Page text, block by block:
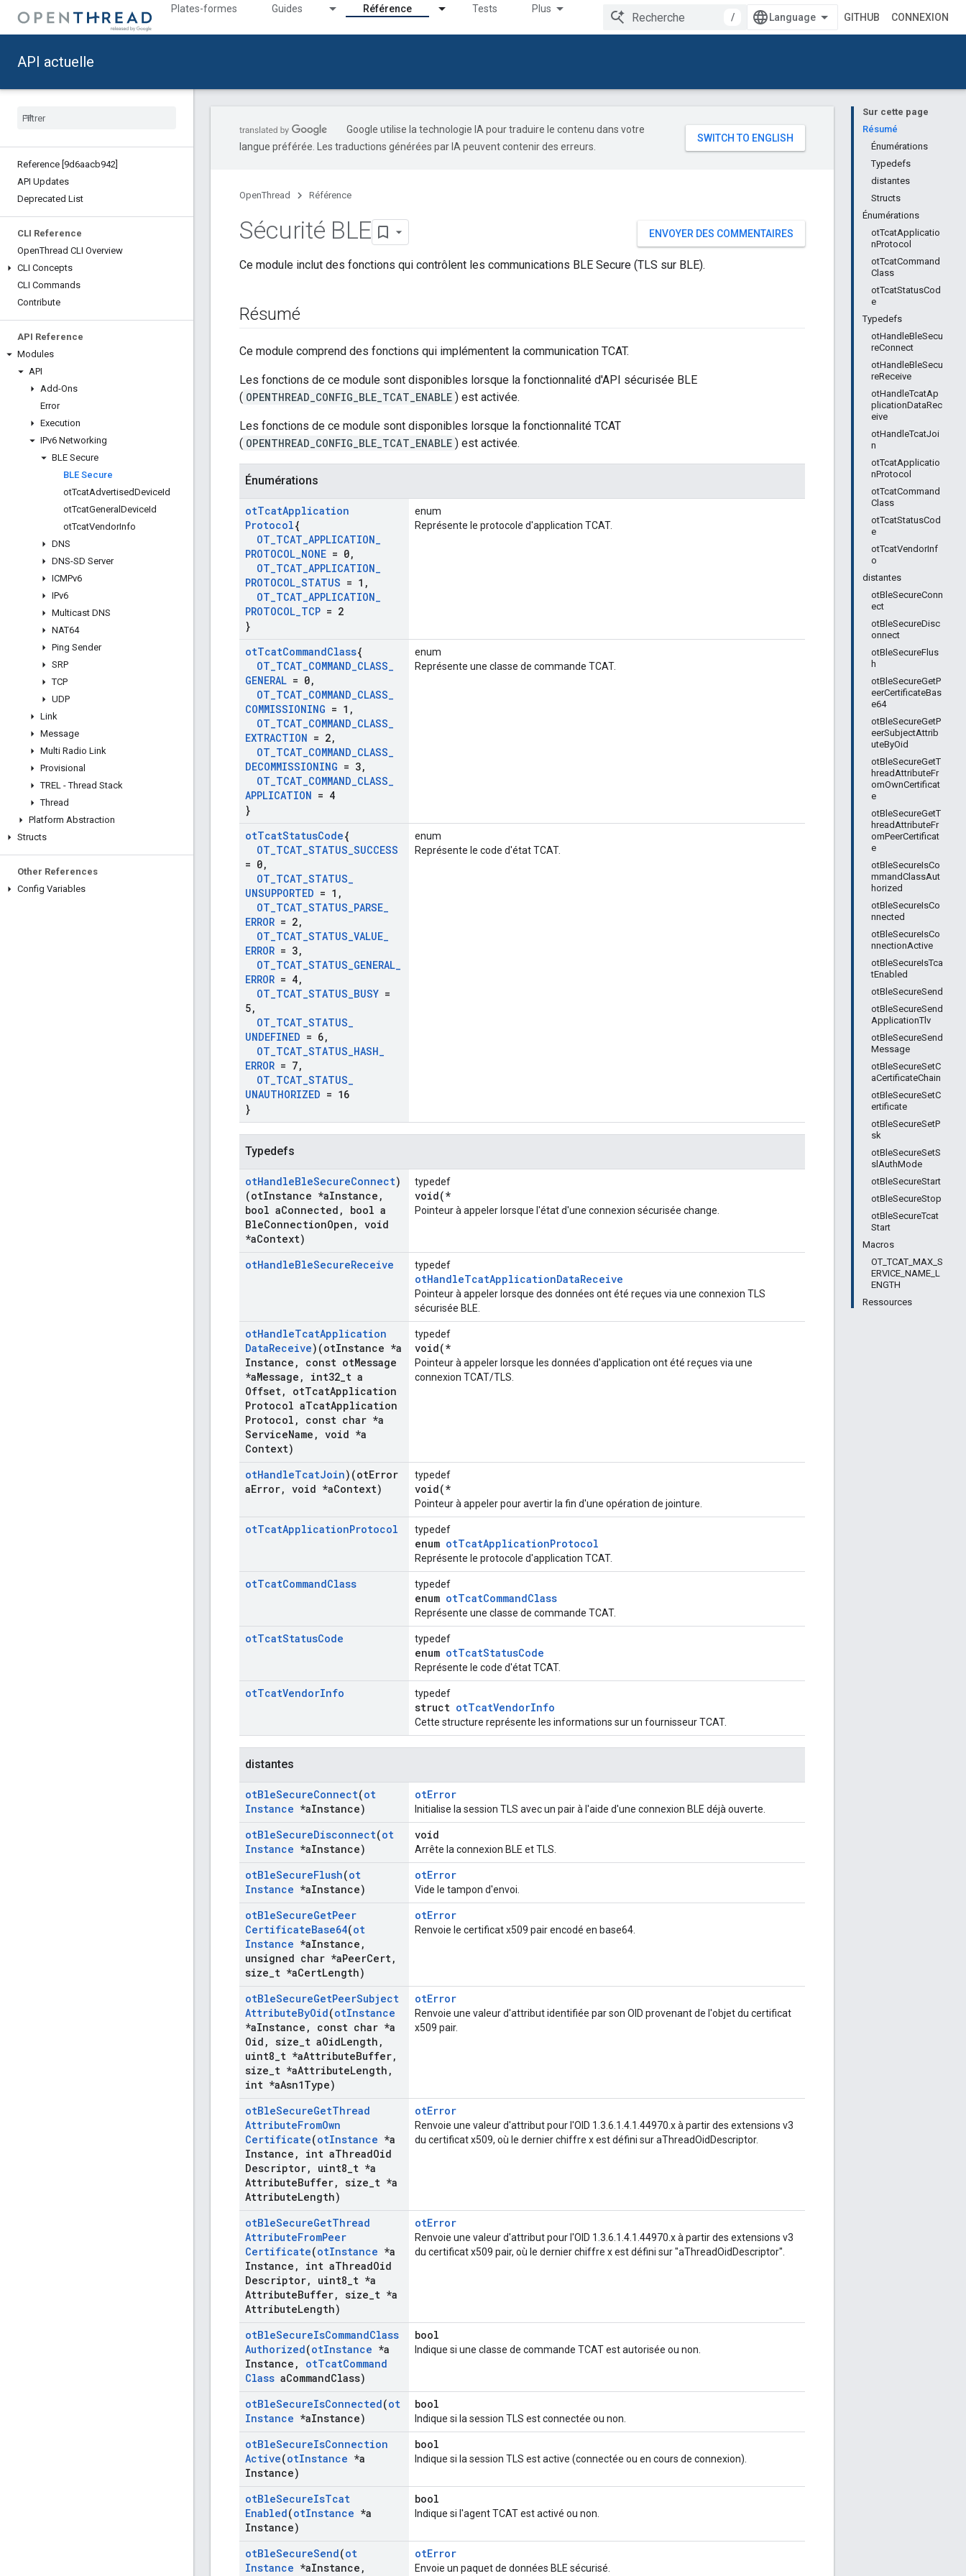
Plates-formes Guides Référence Tests Plus
/ GITHUB CONNEXION
API actuelle
Reference [9d6aacb942]
API Updates
Deprecated List
CLI Reference
OpenThread CLI Overview
CLI Concepts
CLI Commands
Contribute
API Reference
Modules
API
Add-Ons
Error
Execution
IPv6 Networking
BLE Secure
BLE Secure
otTcatAdvertisedDeviceId
otTcatGeneral DeviceId
otTcatVendorInfo
DNS
DNS-SD Server
ICMPv6
IPv6
Multicast DNS
NAT64
Ping Sender
SRP
TCP
UDP
Link
Message
Multi Radio Link
Provisional
TREL - Thread Stack
Thread
Platform Abstraction
Structs
Other References
Config Variables
Sur cette page
Résumé
Énumérations
Typedefs
distantes
Structs
Énumérations
otTcatApplicatio
nProtocol
otTcatCommand
Class
otTcatStatusCod
e
Typedefs
otHandleBleSecu
reConnect
otHandleBleSecu
reReceive
otHandleTcatAp
plicationDataRec
eive
otHandleTcatJoi
n
otTcatApplicatio
nProtocol
otTcatCommand
Class
otTcatStatusCod
e
otTcatVendorInf
o
distantes
otBleSecureConn
ect
otBleSecureDisc
onnect
otBleSecureFlus
h
otBleSecureGetP
eerCertificateBas
e64
otBleSecureGetP
eerSubjectAttrib
uteByOid
otBleSecureGetT
hreadAttributeFr
omOwnCertificat
e
otBleSecureGetT
hreadAttributeFr
omPeerCertificat
e
otBleSecureIsCo
mmandClassAut
horized
otBleSecureIsCo
nnected
otBleSecureIsCo
nnectionActive
otBleSecureIsTca
tEnabled
otBleSecureSend
otBleSecureSend
ApplicationTlv
otBleSecureSend
Message
otBleSecureSetC
aCertificateChain
otBleSecureSetC
ertificate
otBleSecureSetP
sk
otBleSecureSetS
slAuthMode
otBleSecureStart
otBleSecureStop
otBleSecureTcat
Start
Macros
OT_TCAT_MAX_S
ERVICE_NAME_L
ENGTH
Ressources
Google utilise la technologie IA pour traduire le contenu dans votre
langue préférée. Les traductions générées par IA peuvent contenir des erreurs.
OpenThread Référence
ENVOYER DES COMMENTAIRES
Sécurité BLE
Ce module inclut des fonctions qui contrôlent les communications BLE Secure (TLS sur BLE).
Résumé
Ce module comprend des fonctions qui implémentent la communication TCAT.
Les fonctions de ce module sont disponibles lorsque la fonctionnalité d'API sécurisée BLE
( OPENTHREAD_CONFIG_BLE_TCAT_ENABLE ) est activée.
Les fonctions de ce module sont disponibles lorsque la fonctionnalité TCAT
( OPENTHREAD_CONFIG_BLE_TCAT_ENABLE ) est activée.
Énumérations
otTcatApplication
Protocol{
OT_TCAT_APPLICATION_
PROTOCOL_NONE = 0,
OT_TCAT_APPLICATION_
PROTOCOL_STATUS = 1 ,
OT_TCAT_APPLICATION_
PROTOCOL_TCP = 2
}
enum
Représente le protocole d'application TCAT.
otTcatCommandClass{
OT_TCAT_COMMAND_CLASS_
GENERAL = 0,
OT_TCAT_COMMAND_CLASS_
COMMISSIONING = 1 ,
OT_TCAT_COMMAND_CLASS_
EXTRACTION = 2,
OT_TCAT_COMMAND_CLASS_
DECOMMISSIONING = 3,
OT_TCAT_COMMAND_CLASS_
APPLICATION = 4
}
enum
Représente une classe de commande TCAT.
otTcatStatusCode{
OT_TCAT_STATUS_SUCCESS
= 0,
OT_TCAT_STATUS_
UNSUPPORTED = 1 ,
OT_TCAT_STATUS_PARSE_
ERROR = 2,
OT_TCAT_STATUS_VALUE_
ERROR = 3,
OT_TCAT_STATUS_GENERAL_
ERROR = 4,
OT_TCAT_STATUS_BUSY =
5,
OT_TCAT_STATUS_
UNDEFINED = 6,
OT_TCAT_STATUS_HASH_
ERROR = 7,
OT_TCAT_STATUS_
UNAUTHORIZED = 16
}
enum
Représente le code d'état TCAT.
Typedefs
otHandleBleSecureConnect)
(otInstance *aInstance ,
bool aConnected ,
bool a
BleConnectionOpen , void
*aContext)
typedef
void(*
Pointeur à appeler lorsque l'état d'une connexion sécurisée change.
otHandleBleSecureReceive typedef
otHandleTcatApplicationDataReceive
Pointeur à appeler lorsque des données ont été reçues via une connexion TLS
sécurisée BLE.
otHandleTcatApplication
DataReceive)(otInstance *a
Instance , const otMessage
*aMessage , int32 t a
Offset, otTcatApplication
Protocol aTcatApplication
Protocol ,
const char *a
ServiceName , void *a
Context)
typedef
void(*
Pointeur à appeler lorsque les données d'application ont été reçues via une
connexion TCAT/TLS.
otHandleTcatJoin)(otError
aError, void *aContext)
typedef
void(*
Pointeur à appeler pour avertir la fin d'une opération de jointure.
otTcatApplicationProtocol typedef
enum otTcatApplicationProtocol
Représente le protocole d'application TCAT.
otTcatCommandClass typedef
enum otTcatCommandClass
Représente une classe de commande TCAT.
otTcatStatusCode typedef
enum otTcatStatusCode
Représente le code d'état TCAT.
otTcatVendorInfo typedef
struct otTcatVendorInfo
Cette structure représente les informations sur un fournisseur TCAT.
distantes
otBleSecureConnect(ot
Instance *aInstance)
otError
Initialise la session TLS avec un pair à l'aide d'une connexion BLE déjà ouverte.
otBleSecureDisconnect(ot
Instance *aInstance)
void
Arrête la connexion BLE et TLS.
otBleSecureFlush(ot
Instance *aInstance)
otError
Vide le tampon d'envoi.
otBleSecureGetPeer
CertificateBase64(ot
Instance *aInstance ,
unsigned char *aPeerCert,
size t *aCertLength)
otError
Renvoie le certificat x509 pair encodé en base64.
otBleSecureGetPeerSubject
AttributeByOid(otInstance
*aInstance ,
const char *a
Oid , size t aOidLength ,
uint8 t *aAttributeBuffer,
size t *aAttributeLength ,
int *aAsn1Type)
otError
Renvoie une valeur d'attribut identifiée par son OID provenant de l'objet du certificat
x509 pair.
otBleSecureGetThread
AttributeFromOwn
Certificate(otInstance *a
Instance , int aThreadOid
Descriptor, uint8 t *a
AttributeBuffer, size t *a
AttributeLength)
otError
Renvoie une valeur d'attribut pour l'OID 1.3.6.1.4.1.44970.x à partir des extensions v3
du certificat x509, où le dernier chiffre x est défini sur aThreadOidDescriptor.
otBleSecureGetThread
AttributeFromPeer
Certificate(otInstance *a
Instance , int aThreadOid
Descriptor, uint8 t *a
AttributeBuffer, size t *a
AttributeLength)
otError
Renvoie une valeur d'attribut pour l'OID 1.3.6.1.4.1.44970.x à partir des extensions v3
du certificat x509 pair, où le dernier chiffre x est défini sur "aThreadOidDescriptor".
otBleSecureIsCommandClass
Authorized(otInstance *a
Instance , otTcatCommand
Class aCommandClass)
bool
Indique si une classe de commande TCAT est autorisée ou non.
otBleSecureIsConnected(ot
Instance *aInstance)
bool
Indique si la session TLS est connectée ou non.
otBleSecureIsConnection
Active(otInstance *a
Instance)
bool
Indique si la session TLS est active (connectée ou en cours de connexion).
otBleSecureIsTcat
Enabled(otInstance *a
Instance)
bool
Indique si l'agent TCAT est activé ou non.
otBleSecureSend(ot
Instance *aInstance ,
otError
Envoie un paquet de données BLE sécurisé.